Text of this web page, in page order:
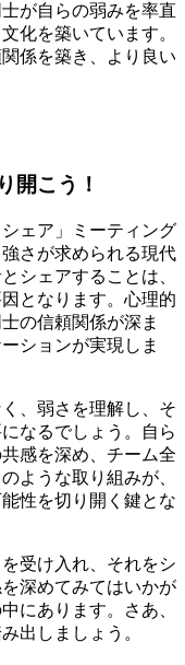
が自らの弱みを率直
化を築いています。
係を築き、より良い
開こう！
ェア」ミーティング
さが求められる現代
シェアすることは、
となります。心理的
の信頼関係が深ま
ションが実現しま
、弱さを理解し、そ
なるでしょう。自ら
感を深め、チーム全
ような取り組みが、
性を切り開く鍵とな
受け入れ、それをシ
深めてみてはいかが
にあります。さあ、
出しましょう。